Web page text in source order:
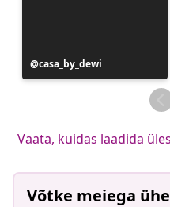
Postitus
avaldatud
casa_by_dewi
Vaata, kuidas laadida
Võtke meiega